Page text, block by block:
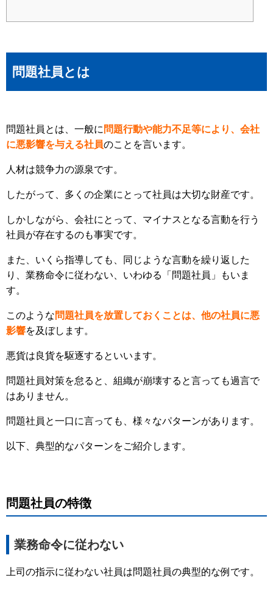
問題社員とは
問題社員とは、一般に 問題行動や能力不足等により、会社
に悪影響を与える社員のことを言います。
人材は競争力の源泉です。
したがって、多くの企業にとって社員は大切な財産です。
しかしながら、会社にとって、マイナスとなる言動を行う
社員が存在するのも事実です。
また、いくら指導しても、同じような言動を繰り返した
り、業務命令に従わない、いわゆる「問題社員」もいま
す。
このような問題社員を放置しておくことは、他の社員に悪
影響を及ぼします。
悪貨は良貨を駆逐するといいます。
問題社員対策を怠ると、組織が崩壊すると言っても過言で
はありません。
問題社員と一口に言っても、様々なパターンがあります。
以下、典型的なパターンをご紹介します。
問題社員の特徴
業務命令に従わない
上司の指示に従わない社員は問題社員の典型的な例です。